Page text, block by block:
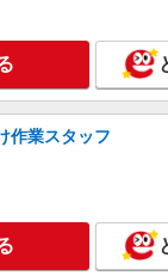
時給1600円〜2250
保土ヶ谷区≪保土ヶ
ないシフトで資格
ムのパート職員
作業スタッフ